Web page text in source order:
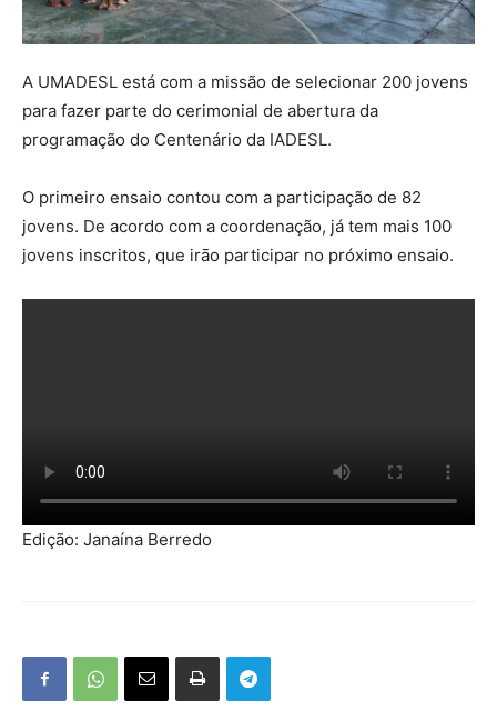
A UMADESL está com a missão de selecionar 200 jovens
para fazer parte do cerimonial de abertura da
programação do Centenário da IADESL.
O primeiro ensaio contou com a participação de 82
jovens. De acordo com a coordenação, já tem mais 100
jovens inscritos, que irāo participar no próximo ensaio.
Edição: Janaína Berredo